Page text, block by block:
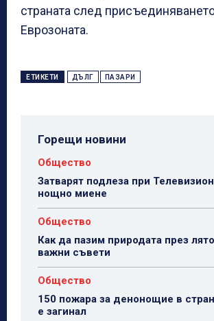
страната след
Еврозоната.
ЕТИКЕТИ ДЪЛГ ПАЗАРИ
Горещи новини
Общество
Затварят подлеза при
нощно миене
Общество
Как да пазим природата през
важни съвети
Общество
150 пожара за денонощие в
е загинал